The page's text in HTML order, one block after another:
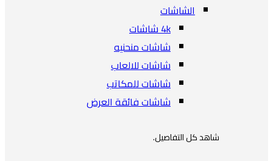
الشاشات
4k شاشات
شاشات منحنيه
شاشات للالعاب
شاشات للمكاتب
شاشات فائقة العرض
شاهد كل التفاصيل.